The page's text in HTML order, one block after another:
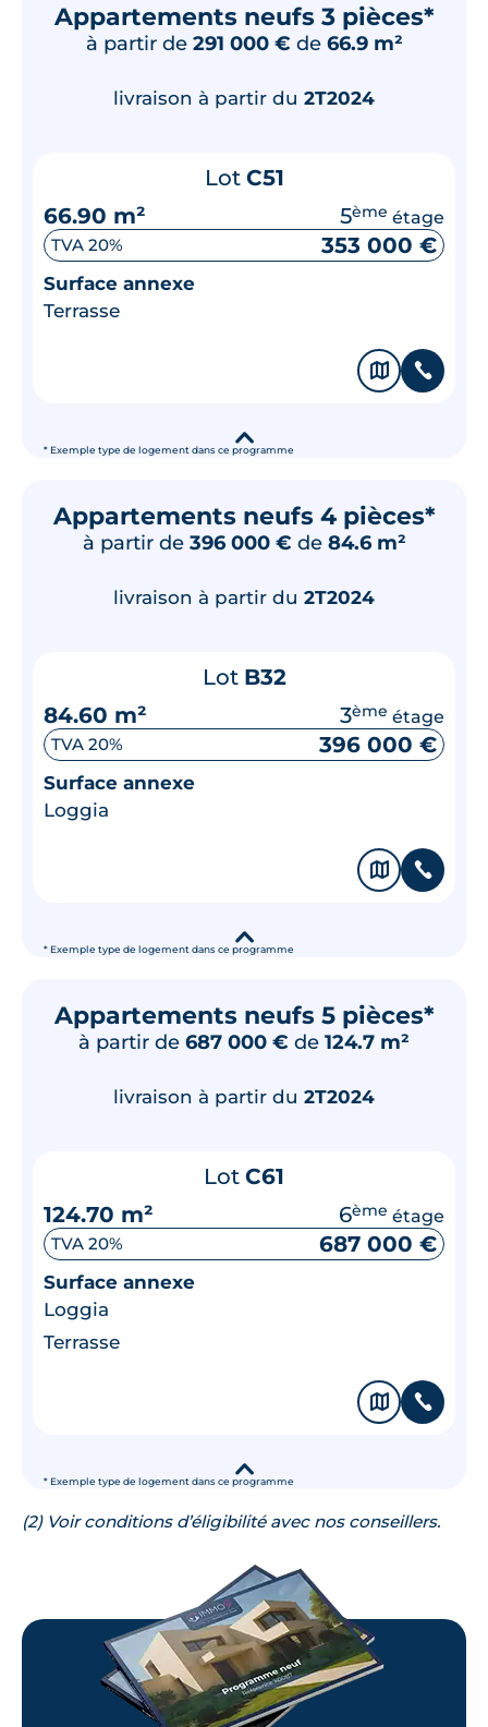
Appartements neufs 3 pièces*
à partir de 291 000 € de 66.9 m²
* Exemple type de logement dans ce programme
livraison à partir du 2T2024
Lot C51
66.90 m²
5ème étage
TVA 20% 353 000 €
Surface annexe
Terrasse
🗞 📞
▾
Appartements neufs 4 pièces*
à partir de 396 000 € de 84.6 m²
* Exemple type de logement dans ce programme
livraison à partir du 2T2024
Lot B32
84.60 m²
3ème étage
TVA 20% 396 000 €
Surface annexe
Loggia
🗞 📞
▾
Appartements neufs 5 pièces*
à partir de 687 000 € de 124.7 m²
* Exemple type de logement dans ce programme
livraison à partir du 2T2024
Lot C61
124.70 m²
6ème étage
TVA 20% 687 000 €
Surface annexe
Loggia
Terrasse
🗞 📞
▾
(2) Voir conditions d’éligibilité avec nos conseillers.